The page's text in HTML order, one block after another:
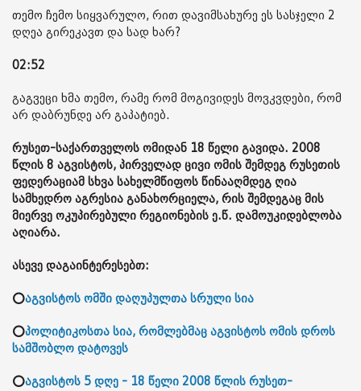
თემო ჩემო სიყვარულო, რით დავიმსახურე ეს სასჯელი 2
დღეა გირეკავთ და სად ხარ?
02:52
გაგვეცი ხმა თემო, რამე რომ მოგივიდეს მოვკვდები, რომ
არ დაბრუნდე არ გაპატიებ.
რუსეთ-საქართველოს ომიდან 18 წელი გავიდა. 2008
წლის 8 აგვისტოს, პირველად ცივი ომის შემდეგ რუსეთის
ფედერაციამ სხვა სახელმწიფოს წინააღმდეგ ღია
სამხედრო აგრესია განახორციელა, რის შემდეგაც მის
მიერვე ოკუპირებული რეგიონების ე.წ. დამოუკიდებლობა
აღიარა.
ასევე დაგაინტერესებთ:
⭕აგვისტოს ომში დაღუპულთა სრული სია
⭕პოლიტიკოსთა სია, რომლებმაც აგვისტოს ომის დროს
სამშობლო დატოვეს
⭕აგვისტოს 5 დღე - 18 წელი 2008 წლის რუსეთ-